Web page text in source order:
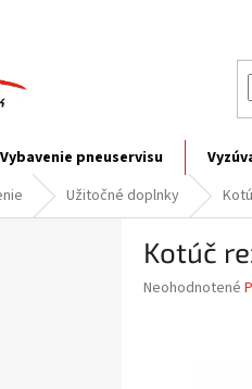
Vybavenie pneuservisu
Užitočné doplnky
Kotúč
Priemerné
Neohodnotené